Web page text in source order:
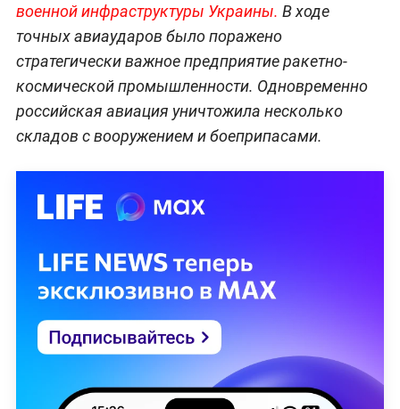
военной инфраструктуры Украины. В ходе
точных авиаударов было поражено
стратегически важное предприятие ракетно-
космической промышленности. Одновременно
российская авиация уничтожила несколько
складов с вооружением и боеприпасами.